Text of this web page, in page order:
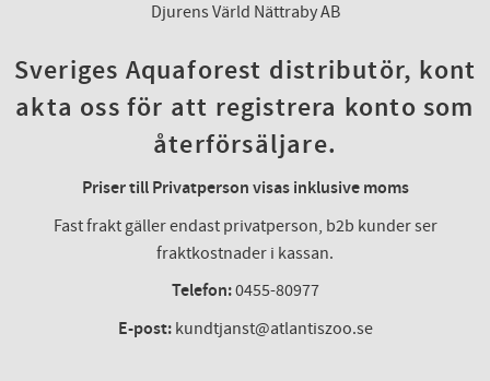
Djurens Värld Nättraby AB
Sveriges Aquaforest distributör, kont
akta oss för att registrera konto som
återförsäljare.
Priser till Privatperson visas inklusive moms
Fast frakt gäller endast privatperson, b2b kunder ser
fraktkostnader i kassan.
Telefon:0455-80977
E-post:kundtjanst@atlantiszoo.se